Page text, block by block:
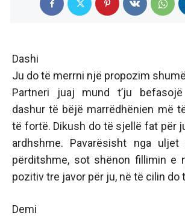
Dashi
Ju do të merrni një propozim
Partneri juaj mund t’ju
dashur të bëjë marrëdhënien më
të fortë. Dikush do të sjellë fat për
ardhshme. Pavarësisht nga
përditshme, sot shënon fillimin e
pozitiv tre javor për ju, në të cilin do
Demi